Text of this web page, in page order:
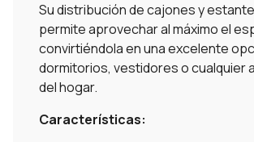
Su distribución de cajones y
permite aprovechar al máximo el
convirtiéndola en una excelente
dormitorios, vestidores o cualquier
del hogar.
Características: